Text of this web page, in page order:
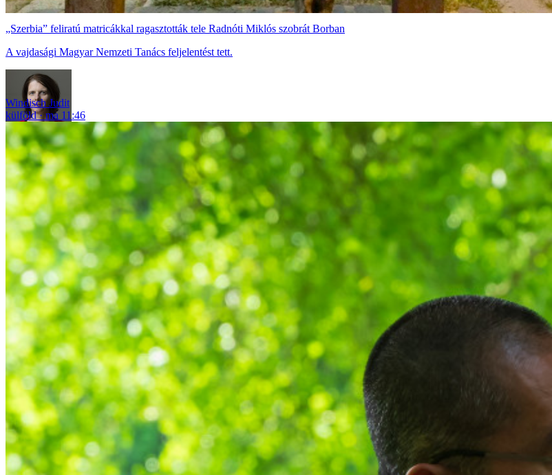
„Szerbia” feliratú matricákkal ragasztották tele Radnóti Miklós szobrát Borban
A vajdasági Magyar Nemzeti Tanács feljelentést tett.
Windisch Judit
külföld
ma 11:46